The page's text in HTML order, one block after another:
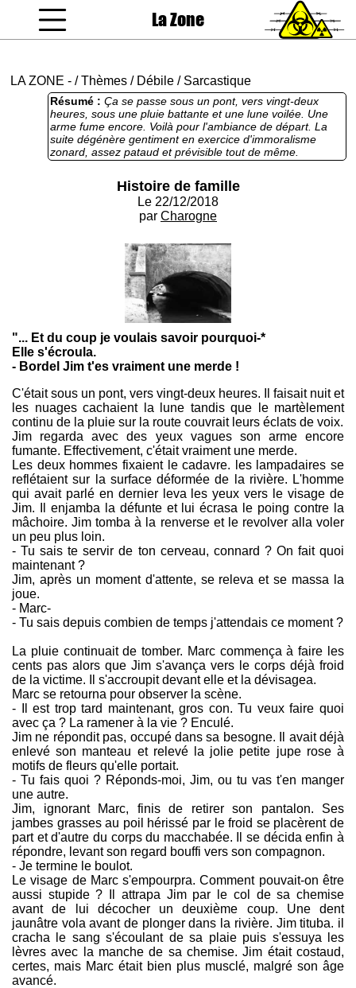
La Zone
LA ZONE - /Thèmes / Débile / Sarcastique
Résumé : Ça se passe sous un pont, vers vingt-deux
heures, sous une pluie battante et une lune voilée. Une
arme fume encore. Voilà pour l'ambiance de départ. La
suite dégénère gentiment en exercice d'immoralisme
zonard, assez pataud et prévisible tout de même.
Histoire de famille
Le 22/12/2018
par Charogne
"... Et du coup je voulais savoir pourquoi-*
Elle s'écroula.
- Bordel Jim t'es vraiment une merde !
C'était sous un pont, vers vingt-deux heures. Il faisait nuit et
les nuages cachaient la lune tandis que le martèlement
continu de la pluie sur la route couvrait leurs éclats de voix.
Jim regarda avec des yeux vagues son arme encore
fumante. Effectivement, c'était vraiment une merde.
Les deux hommes fixaient le cadavre. les lampadaires se
reflétaient sur la surface déformée de la rivière. L'homme
qui avait parlé en dernier leva les yeux vers le visage de
Jim. Il enjamba la défunte et lui écrasa le poing contre la
mâchoire. Jim tomba à la renverse et le revolver alla voler
un peu plus loin.
- Tu sais te servir de ton cerveau, connard ? On fait quoi
maintenant ?
Jim, après un moment d'attente, se releva et se massa la
joue.
- Marc-
- Tu sais depuis combien de temps j'attendais ce moment ?
La pluie continuait de tomber. Marc commença à faire les
cents pas alors que Jim s'avança vers le corps déjà froid
de la victime. Il s'accroupit devant elle et la dévisagea.
Marc se retourna pour observer la scène.
- Il est trop tard maintenant, gros con. Tu veux faire quoi
avec ça ? La ramener à la vie ? Enculé.
Jim ne répondit pas, occupé dans sa besogne. Il avait déjà
enlevé son manteau et relevé la jolie petite jupe rose à
motifs de fleurs qu'elle portait.
- Tu fais quoi ? Réponds-moi, Jim, ou tu vas t'en manger
une autre.
Jim, ignorant Marc, finis de retirer son pantalon. Ses
jambes grasses au poil hérissé par le froid se placèrent de
part et d'autre du corps du macchabée. Il se décida enfin à
répondre, levant son regard bouffi vers son compagnon.
- Je termine le boulot.
Le visage de Marc s'empourpra. Comment pouvait-on être
aussi stupide ? Il attrapa Jim par le col de sa chemise
avant de lui décocher un deuxième coup. Une dent
jaunâtre vola avant de plonger dans la rivière. Jim tituba. il
cracha le sang s'écoulant de sa plaie puis s'essuya les
lèvres avec la manche de sa chemise. Jim était costaud,
certes, mais Marc était bien plus musclé, malgré son âge
avancé.